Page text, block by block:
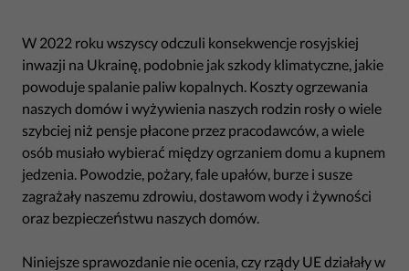
W 2022 roku wszyscy odczuli konsekwencje rosyjskiej
inwazji na Ukrainę, podobnie jak szkody klimatyczne, jakie
powoduje spalanie paliw kopalnych. Koszty ogrzewania
naszych domów i wyżywienia naszych rodzin rosły o wiele
szybciej niż pensje płacone przez pracodawców, a wiele
osób musiało wybierać między ogrzaniem domu a kupnem
jedzenia. Powodzie, pożary, fale upałów, burze i susze
zagrażały naszemu zdrowiu, dostawom wody i żywności
oraz bezpieczeństwu naszych domów.
Niniejsze sprawozdanie nie ocenia, czy rządy UE działały w